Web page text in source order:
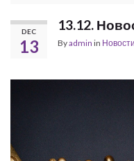
DEC
13
13.12.
Byadmin in Новости